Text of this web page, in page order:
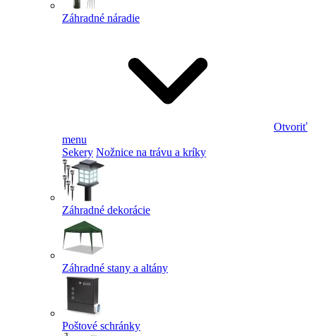
Záhradné náradie
Otvoriť
menu
Sekery Nožnice na trávu a kríky
Záhradné dekorácie
Záhradné stany a altány
Poštové schránky